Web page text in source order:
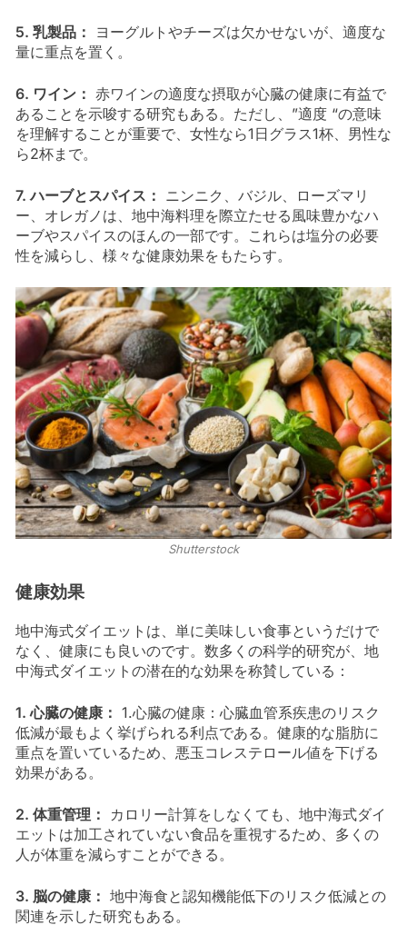
5. 乳製品：
ヨーグルトやチーズは欠かせないが、適度な
量に重点を置く。
6. ワイン： 赤ワインの適度な摂取が心臓の健康に有益で
あることを示唆する研究もある。ただし、”適度 “の意味
を理解することが重要で、女性なら1日グラス1杯、男性な
ら2杯まで。
7. ハーブとスパイス： ニンニク、バジル、ローズマリ
ー、オレガノは、地中海料理を際立たせる風味豊かなハ
ーブやスパイスのほんの一部です。これらは塩分の必要
性を減らし、様々な健康効果をもたらす。
Shutterstock
健康効果
地中海式ダイエットは、単に美味しい食事というだけで
なく、健康にも良いのです。数多くの科学的研究が、地
中海式ダイエットの潜在的な効果を称賛している：
1. 心臓の健康： 1.心臓の健康：心臓血管系疾患のリスク
低減が最もよく挙げられる利点である。健康的な脂肪に
重点を置いているため、悪玉コレステロール値を下げる
効果がある。
2. 体重管理：
カロリー計算をしなくても、地中海式ダイ
エットは加工されていない食品を重視するため、多くの
人が体重を減らすことができる。
3. 脳の健康： 地中海食と認知機能低下のリスク低減との
関連を示した研究もある。